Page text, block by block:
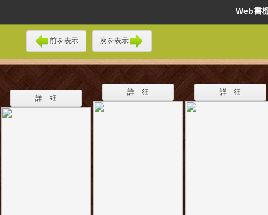
Web
前を表示 次を表示
詳 細
詳 細 詳 細